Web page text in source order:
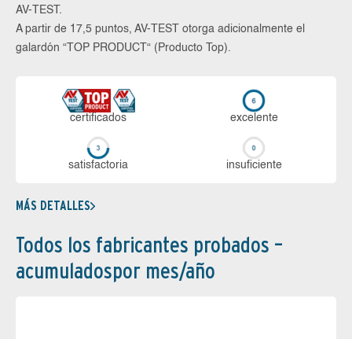
AV-TEST.
A partir de 17,5 puntos, AV-TEST otorga adicionalmente el
galardón “TOP PRODUCT“ (Producto Top).
certi­ficados ex­ce­len­te
sa­tis­fac­to­ria in­su­fi­cien­te
MÁS DETALLES
Todos los fabricantes probados –
acumuladospor mes/año